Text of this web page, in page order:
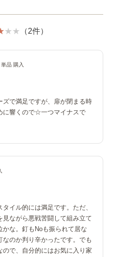
（2件）
品 購入
ズで満足ですが、扉が閉まる時
に響くので☆一つマイナスで
イル的には満足です。ただ、
ながら悪戦苦闘して組み立て
な。釘もNoも振られて居な
のか判り辛かったです。でも
で、自分的にはお気に入り家